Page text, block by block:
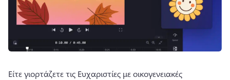
Είτε γιορτάζετε τις Ευχαριστίες με οικογενειακές